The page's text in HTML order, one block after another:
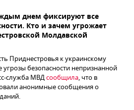
днем фиксируют все
Кто и зачем угрожает
Молдавской
Приднестровья к украинскому
угрозы безопасности непризнанной
служба МВДсообщила, что в
анонимные сообщения о